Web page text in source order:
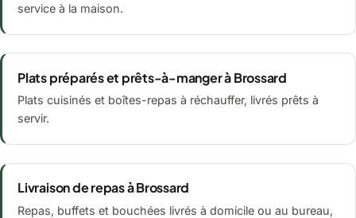
service à la maison.
Plats préparés et prêts-à-manger à Brossard
Plats cuisinés et boîtes-repas à réchauffer, livrés prêts à
servir.
Livraison de repas à Brossard
Repas, buffets et bouchées livrés à domicile ou au bureau,